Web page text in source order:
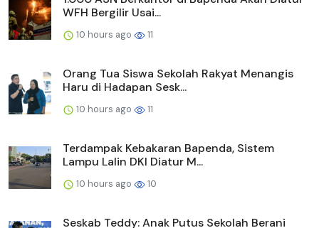
WFH Bergilir Usai...
10 hours ago 11
Orang Tua Siswa Sekolah Rakyat Menangis
Haru di Hadapan Sesk...
10 hours ago 11
Terdampak Kebakaran Bapenda, Sistem
Lampu Lalin DKI Diatur M...
10 hours ago 10
Seskab Teddy: Anak Putus Sekolah Berani